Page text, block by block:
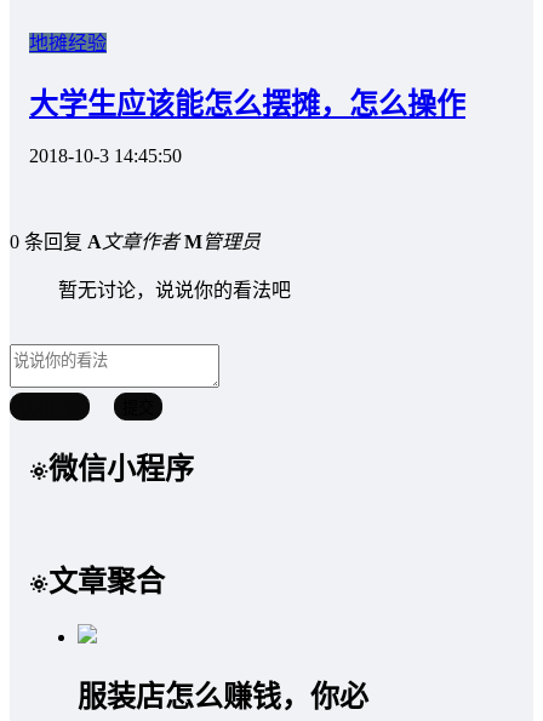
地摊经验
大学生应该能怎么摆摊，怎么操作
2018-10-3 14:45:50
0 条回复 A文章作者 M管理员
暂无讨论，说说你的看法吧
微信小程序
文章聚合
服装店怎么赚钱，你必